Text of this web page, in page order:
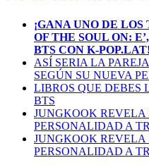
¡GANA UNO DE LOS
OF THE SOUL ON:
BTS CON K-POP.LAT!
ASÍ SERIA LA
SEGÚN SU NUEVA
LIBROS QUE DEBES
BTS
JUNGKOOK REVELA
PERSONALIDAD A
JUNGKOOK REVELA
PERSONALIDAD A